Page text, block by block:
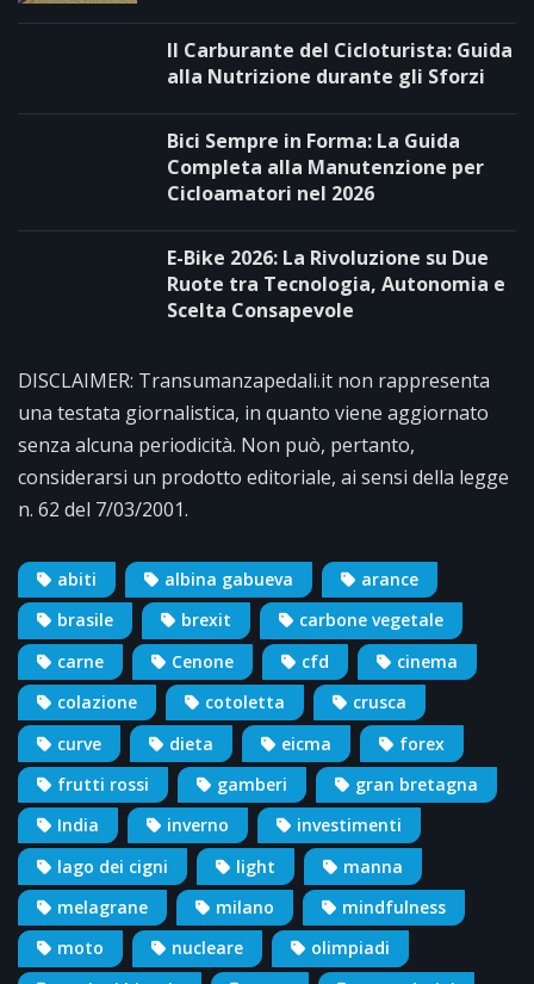
Il Carburante del Cicloturista: Guida
alla Nutrizione durante gli Sforzi
Bici Sempre in Forma: La Guida
Completa alla Manutenzione per
Cicloamatori nel 2026
E-Bike 2026: La Rivoluzione su Due
Ruote tra Tecnologia, Autonomia e
Scelta Consapevole
DISCLAIMER: Transumanzapedali.it non rappresenta
una testata giornalistica, in quanto viene aggiornato
senza alcuna periodicità. Non può, pertanto,
considerarsi un prodotto editoriale, ai sensi della legge
n. 62 del 7/03/2001.
abiti albina gabueva
arance
brasile
brexit
carbone vegetale
carne
Cenone cfd
cinema
colazione
cotoletta
crusca
curve
dieta eicma
forex
frutti rossi
gamberi
gran bretagna
India
inverno
investimenti
lago dei cigni
light
manna
melagrane
milano
mindfulness
moto
nucleare
olimpiadi